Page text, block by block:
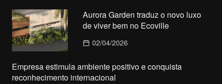
Aurora Garden traduz o novo luxo
de viver bem no Ecoville
02/04/2026
Empresa estimula ambiente positivo e conquista
reconhecimento internacional